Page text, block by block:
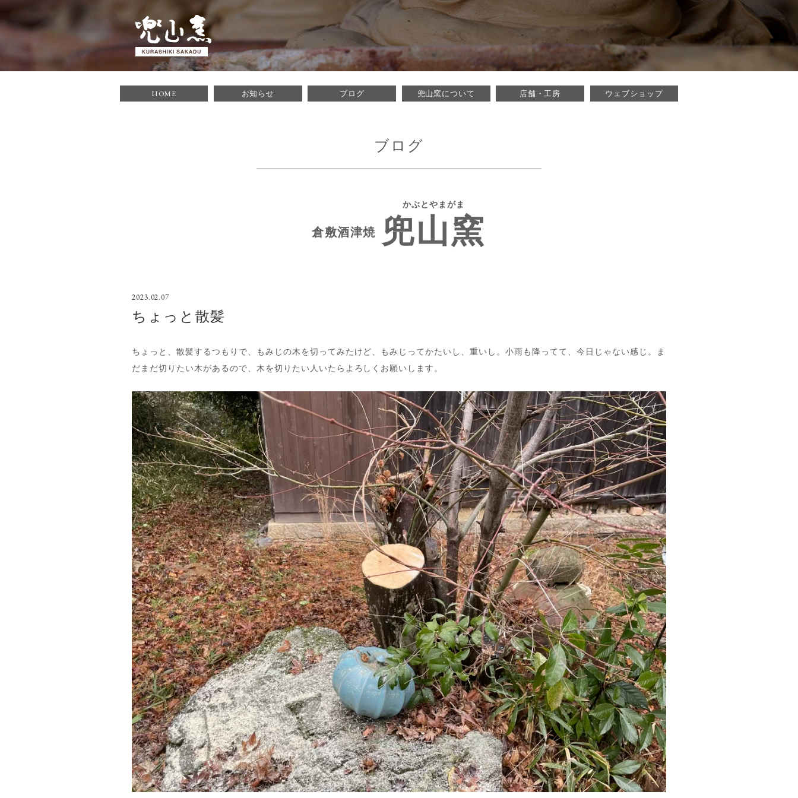
倉敷酒津焼 兜山窯 かぶとやまがま 岡山県倉敷市にある窯元です。
HOME お知らせ ブログ 兜山窯について 店舗・工房 ウェブショップ
ブログ
倉敷酒津焼
かぶとやまがま
兜山窯
2023.02.07
ちょっと散髪
ちょっと、散髪するつもりで、もみじの木を切ってみたけど、もみじってかたいし、重いし。小雨も降ってて、今日じゃない感じ。ま
だまだ切りたい木があるので、木を切りたい人いたらよろしくお願いします。